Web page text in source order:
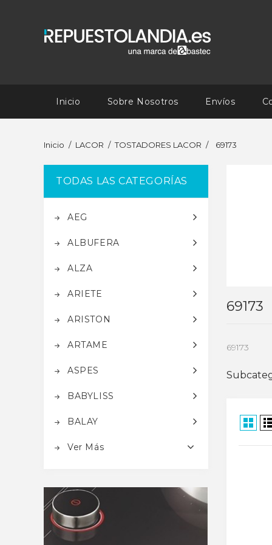
Inicio Sobre Nosotros Envíos
Inicio LACOR TOSTADORES LACOR 69173
TODAS LAS CATEGORÍAS
AEG
ALBUFERA
ALZA
ARIETE
ARISTON
ARTAME
ASPES
BABYLISS
BALAY
Ver Más
69173
69173